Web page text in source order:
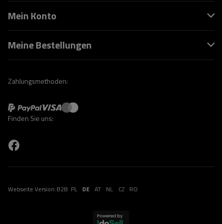
Mein Konto
Meine Bestellungen
Zahlungsmethoden:
Finden Sie uns:
Webseite Version:B2B PL DE AT NL CZ RO